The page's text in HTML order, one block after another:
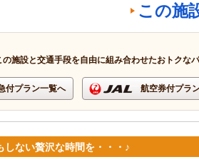
この施
の施設と交通手段を自由に組み合わせたおトクな
付プラン一覧へ 航空券付プラ
しない贅沢な時間を・・・♪